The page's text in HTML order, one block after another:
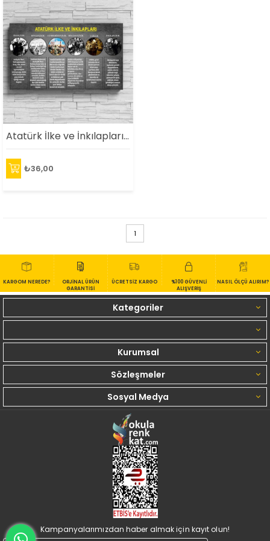
Atatürk İlke ve İnkılapları Posteri
₺36,00
1
KARGOM NEREDE?
ORJİNAL ÜRÜN
GARANTİSİ
ÜCRETSİZ KARGO
%100 GÜVENLİ
ALIŞVERİŞ
NASIL ÖLÇÜ ALIRIM?
Kategoriler
Kurumsal
Sözleşmeler
Sosyal Medya
Kampanyalarımızdan haber almak için kayıt olun!